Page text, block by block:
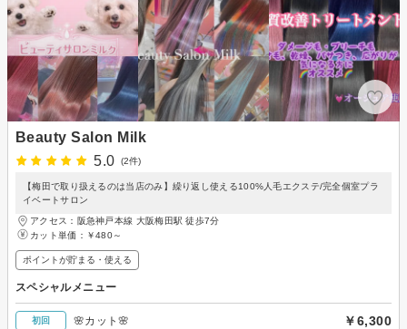
Beauty Salon Milk
5.0
(2件)
【梅田で取り扱えるのは当店のみ】繰り返し使える100%人毛エクステ/完全個室プラ
イベートサロン
アクセス：阪急神戸本線 大阪梅田駅 徒歩7分
カット単価： ￥480～
ポイントが貯まる・使える
スペシャルメニュー
初回 🌸カット🌸 ￥6,300